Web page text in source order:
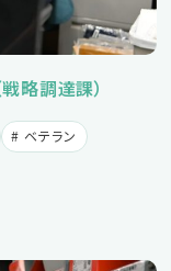
窓口：鈴木）
略調達課）
ベテラン